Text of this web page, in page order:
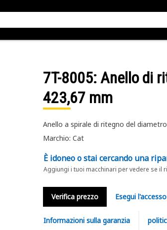
7T-8005: Anello di
423,67 mm
Anello a spirale di ritegno del
Marchio: Cat
È idoneo o stai cercando una
Aggiungi i tuoi macchinari per vedere se
Verifica prezzo Esegui
Informazioni sulla garanzia